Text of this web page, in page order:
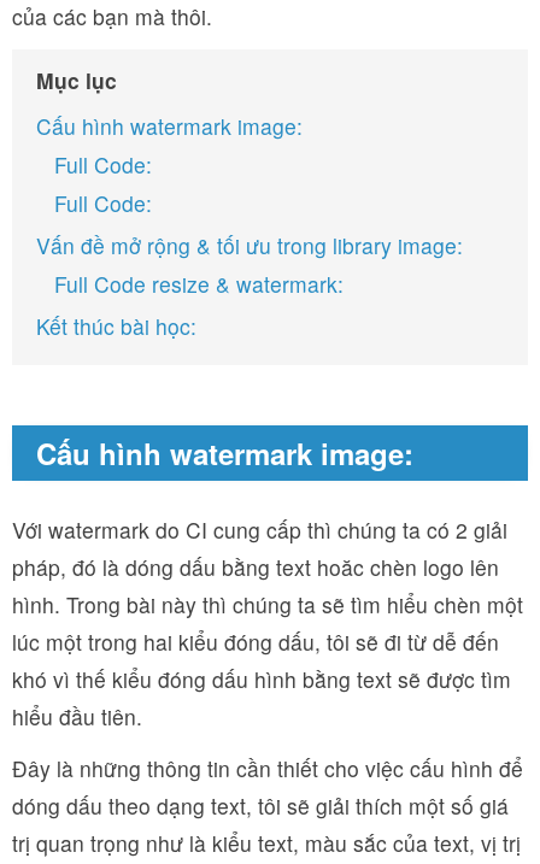
của các bạn mà thôi.
Mục lục
Cấu hình watermark image:
Full Code:
Full Code:
Vấn đề mở rộng & tối ưu trong library image:
Full Code resize & watermark:
Kết thúc bài học:
Cấu hình watermark image:
Với watermark do CI cung cấp thì chúng ta có 2 giải
pháp, đó là dóng dấu bằng text hoăc chèn logo lên
hình. Trong bài này thì chúng ta sẽ tìm hiểu chèn một
lúc một trong hai kiểu đóng dấu, tôi sẽ đi từ dễ đến
khó vì thế kiểu đóng dấu hình bằng text sẽ được tìm
hiểu đầu tiên.
Đây là những thông tin cần thiết cho việc cấu hình để
dóng dấu theo dạng text, tôi sẽ giải thích một số giá
trị quan trọng như là kiểu text, màu sắc của text, vị trị